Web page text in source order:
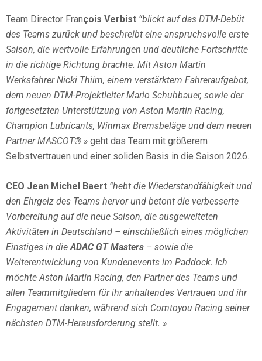
Team Director François Verbist “blickt auf das DTM-Debüt
des Teams zurück und beschreibt eine anspruchsvolle erste
Saison, die wertvolle Erfahrungen und deutliche Fortschritte
in die richtige Richtung brachte. Mit Aston Martin
Werksfahrer Nicki Thiim, einem verstärktem Fahreraufgebot,
dem neuen DTM-Projektleiter Mario Schuhbauer, sowie der
fortgesetzten Unterstützung von Aston Martin Racing,
Champion Lubricants, Winmax Bremsbeläge und dem neuen
Partner MASCOT® » geht das Team mit größerem
Selbstvertrauen und einer soliden Basis in die Saison 2026.
CEO Jean Michel Baert “hebt die Wiederstandfähigkeit und
den Ehrgeiz des Teams hervor und betont die verbesserte
Vorbereitung auf die neue Saison, die ausgeweiteten
Aktivitäten in Deutschland – einschließlich eines möglichen
Einstiges in dieADAC GT Masters – sowie die
Weiterentwicklung von Kundenevents im Paddock. Ich
möchte Aston Martin Racing, den Partner des Teams und
allen Teammitgliedern für ihr anhaltendes Vertrauen und ihr
Engagement danken, während sich Comtoyou Racing seiner
nächsten DTM-Herausforderung stellt. »